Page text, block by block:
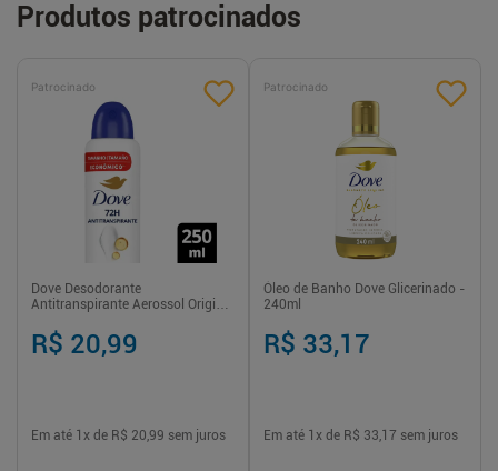
Produtos patrocinados
Patrocinado
Dove Desodorante
Antitranspirante Aerossol Original
prolongada
R$ 20,99
Em até 1 x de R$ 20,99 sem juros
Patrocinado
Óleo de Banho Dove Glicerinado -
240ml
R$ 33,17
Em até 1 x de R$ 33,17 sem juros